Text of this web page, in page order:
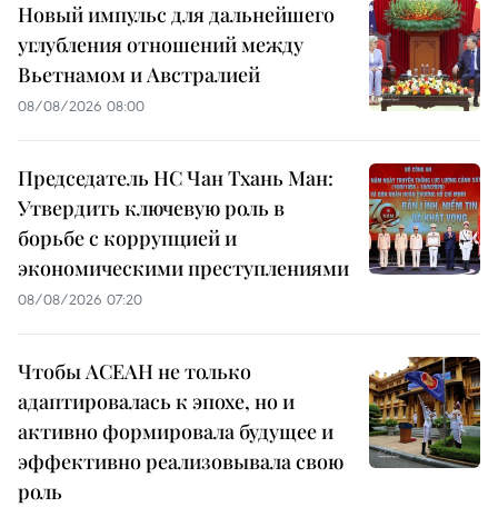
Новый импульс для дальнейшего
углубления отношений между
Вьетнамом и Австралией
08/08/2026 08:00
Председатель НС Чан Тхань Ман:
Утвердить ключевую роль в
борьбе с коррупцией и
экономическими преступлениями
08/08/2026 07:20
Чтобы АСЕАН не только
адаптировалась к эпохе, но и
активно формировала будущее и
эффективно реализовывала свою
роль